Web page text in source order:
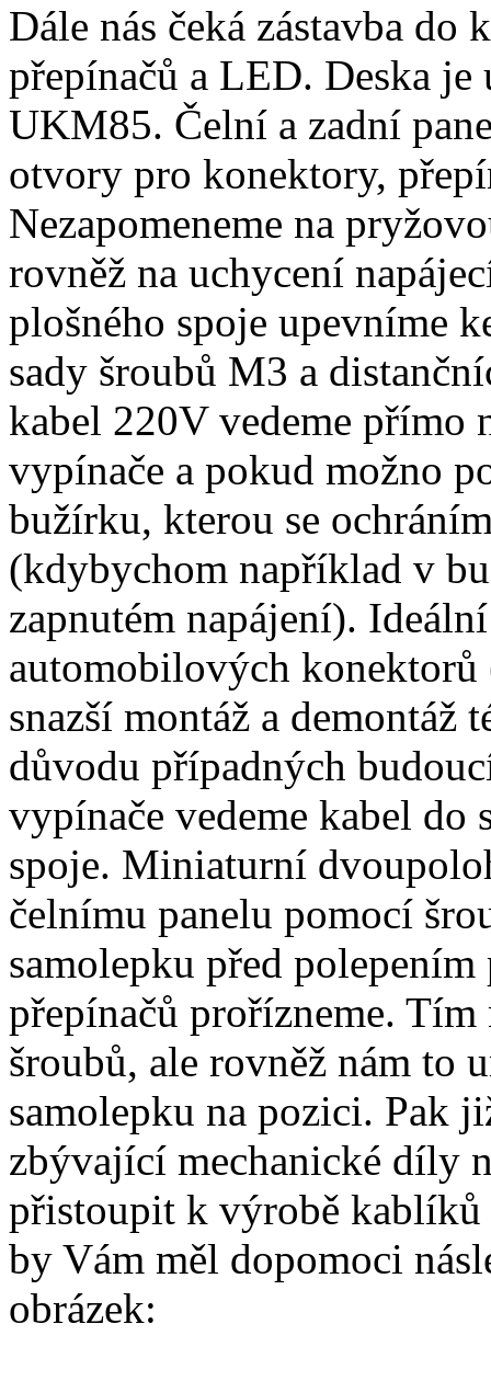
Dále nás čeká zástavba
přepínačů a LED. Deska je
UKM85. Čelní a zadní
otvory pro konektory,
Nezapomeneme na
rovněž na uchycení
plošného spoje upevníme
sady šroubů M3 a
kabel 220V vedeme přímo
vypínače a pokud možno
bužírku, kterou se
(kdybychom například v
zapnutém napájení).
automobilových
snazší montáž a demontáž
důvodu případných
vypínače vedeme kabel do
spoje. Miniaturní
čelnímu panelu pomocí
samolepku před
přepínačů prořízneme.
šroubů, ale rovněž nám to
samolepku na pozici. Pak
zbývající mechanické díly
přistoupit k výrobě
by Vám měl dopomoci
obrázek: